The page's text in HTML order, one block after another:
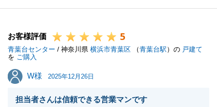
ご決済ができ、心から嬉しく思っております。
度は、誠にありがとうございました。
お客様評価 5
青葉台センター / 神奈川県 横浜市青葉区 （青葉台駅）の 戸建て
を ご購入
W様
W様 2025年12月26日
担当者さんは信頼できる営業マンです